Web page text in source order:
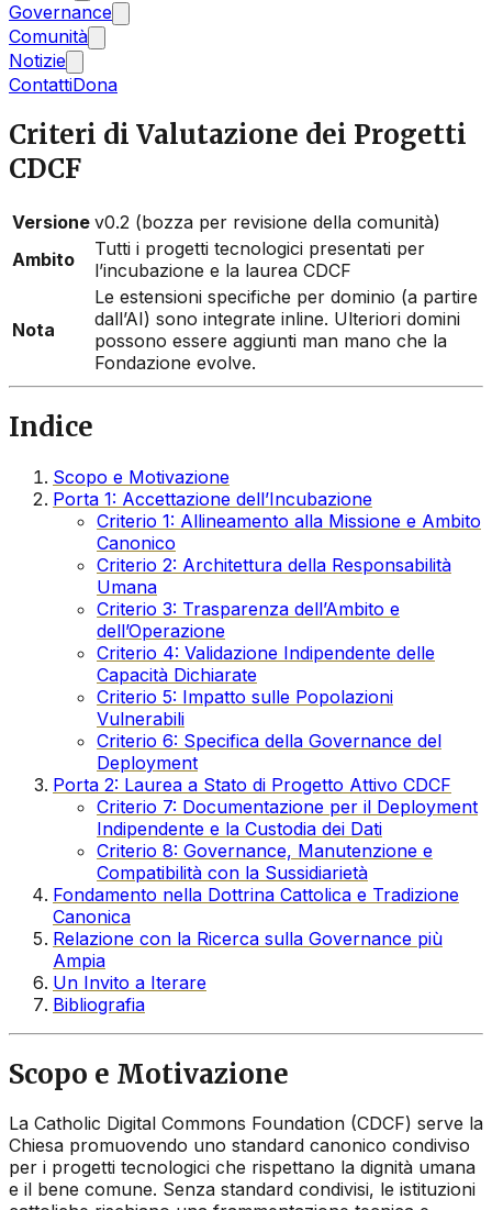
Governance
Comunità
Notizie
ContattiDona
Criteri di Valutazione dei Progetti
CDCF
Versione v0.2 (bozza per revisione della comunità)
Ambito
Tutti i progetti tecnologici presentati per
l’incubazione e la laurea CDCF
Nota
Le estensioni specifiche per dominio (a partire
dall’AI) sono integrate inline. Ulteriori domini
possono essere aggiunti man mano che la
Fondazione evolve.
Indice
Scopo e Motivazione
Porta 1: Accettazione dell’Incubazione
Criterio 1: Allineamento alla Missione e Ambito
Canonico
Criterio 2: Architettura della Responsabilità
Umana
Criterio 3: Trasparenza dell’Ambito e
dell’Operazione
Criterio 4: Validazione Indipendente delle
Capacità Dichiarate
Criterio 5: Impatto sulle Popolazioni
Vulnerabili
Criterio 6: Specifica della Governance del
Deployment
Porta 2: Laurea a Stato di Progetto Attivo CDCF
Criterio 7: Documentazione per il Deployment
Indipendente e la Custodia dei Dati
Criterio 8: Governance, Manutenzione e
Compatibilità con la Sussidiarietà
Fondamento nella Dottrina Cattolica e Tradizione
Canonica
Relazione con la Ricerca sulla Governance più
Ampia
Un Invito a Iterare
Bibliografia
Scopo e Motivazione
La Catholic Digital Commons Foundation (CDCF) serve la
Chiesa promuovendo uno standard canonico condiviso
per i progetti tecnologici che rispettano la dignità umana
e il bene comune. Senza standard condivisi, le istituzioni